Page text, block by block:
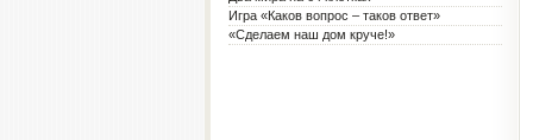
Игра «Каков вопрос – таков ответ»
«Сделаем наш дом круче!»